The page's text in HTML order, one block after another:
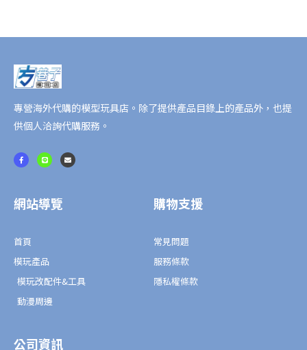
專營海外代購的模型玩具店。除了提供產品目錄上的產品外，也提
供個人洽詢代購服務。
F
a
c
k
-
L
i
n
E
n
v
網站導覽
首頁
模玩產品
模玩改配件&工具
動漫周邊
購物支援
常見問題
服務條款
隱私權條款
公司資訊